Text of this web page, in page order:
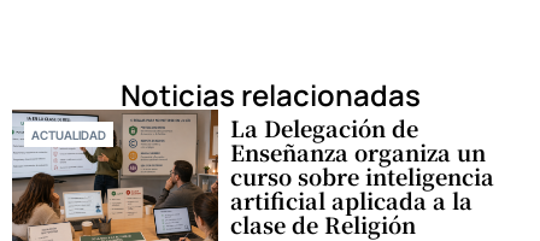
Noticias relacionadas
ACTUALIDAD La Delegación de
Enseñanza organiza un
curso sobre inteligencia
artificial aplicada a la
clase de Religión